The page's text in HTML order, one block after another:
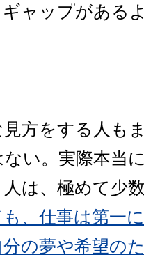
ギャップがある
方をする人も
い。実際本当
は、極めて少
、仕事は第一
の夢や希望の